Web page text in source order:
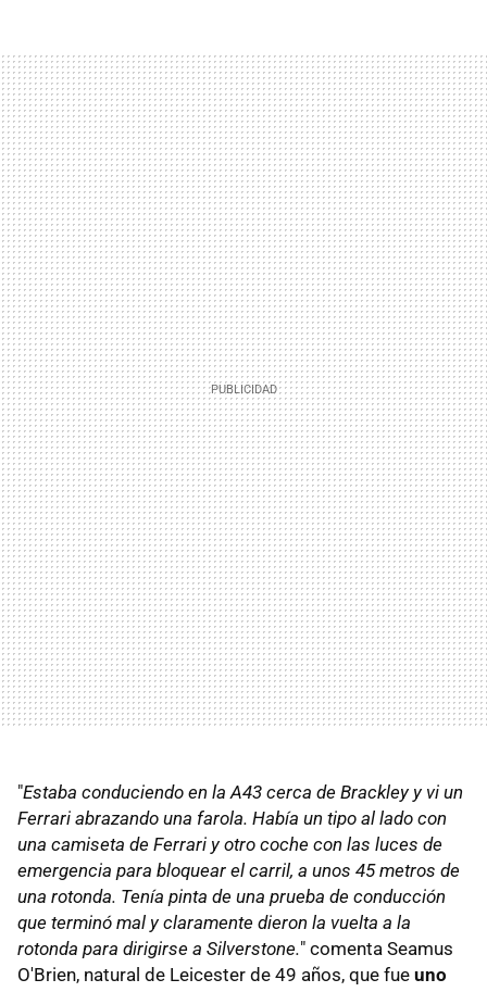
"Estaba conduciendo en la A43 cerca de Brackley y vi un
Ferrari abrazando una farola. Había un tipo al lado con
una camiseta de Ferrari y otro coche con las luces de
emergencia para bloquear el carril, a unos 45 metros de
una rotonda. Tenía pinta de una prueba de conducción
que terminó mal y claramente dieron la vuelta a la
rotonda para dirigirse a Silverstone." comenta Seamus
O'Brien, natural de Leicester de 49 años, que fue uno